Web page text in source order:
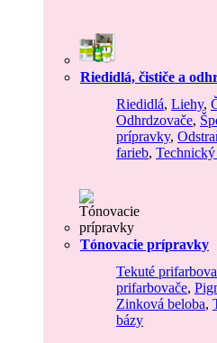
Riedidlá, čističe a
Riedidlá, Liehy,
Odhrdzovače,
prípravky,
farieb,
Tónovacie prípravky
Tekuté
prifarbovače,
Zinková beloba,
bázy